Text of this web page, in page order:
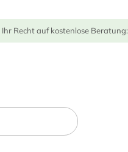
Recht auf kostenlose Beratung: